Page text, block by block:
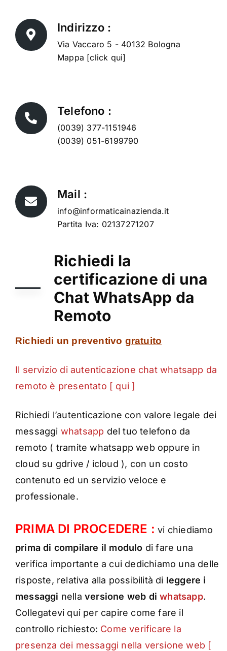
Indirizzo :
Via Vaccaro 5 - 40132 Bologna
Mappa [click qui]
Telefono :
(0039) 377-1151946
(0039) 051-6199790
Mail :
info@informaticainazienda.it
Partita Iva: 02137271207
Richiedi la
certificazione di una
Chat WhatsApp da
Remoto
Richiedi un preventivo gratuito
Il servizio di autenticazione chat whatsapp da
remoto è presentato [ qui ]
Richiedi l’autenticazione con valore legale dei
messaggi whatsapp del tuo telefono da
remoto ( tramite whatsapp web oppure in
cloud su gdrive / icloud ), con un costo
contenuto ed un servizio veloce e
professionale.
PRIMA DI PROCEDERE : vi chiediamo
prima di compilare il modulo di fare una
verifica importante a cui dedichiamo una delle
risposte, relativa alla possibilità di leggere i
messaggi nellaversione web diwhatsapp.
Collegatevi qui per capire come fare il
controllo richiesto: Come verificare la
presenza dei messaggi nella versione web [